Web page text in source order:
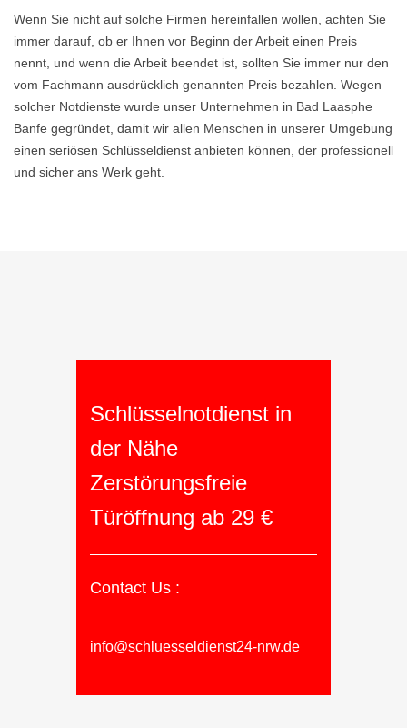
Wenn Sie nicht auf solche Firmen hereinfallen wollen, achten Sie
immer darauf, ob er Ihnen vor Beginn der Arbeit einen Preis
nennt, und wenn die Arbeit beendet ist, sollten Sie immer nur den
vom Fachmann ausdrücklich genannten Preis bezahlen. Wegen
solcher Notdienste wurde unser Unternehmen in Bad Laasphe
Banfe gegründet, damit wir allen Menschen in unserer Umgebung
einen seriösen Schlüsseldienst anbieten können, der professionell
und sicher ans Werk geht.
Schlüsselnotdienst in
der Nähe
Zerstörungsfreie
Türöffnung ab 29 €
Contact Us :
info@schluesseldienst24-nrw.de